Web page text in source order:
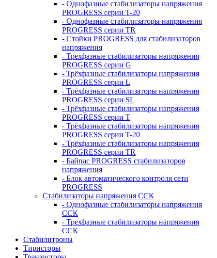
- Однофазные стабилизаторы напряжения
PROGRESS серии T-20
- Однофазные стабилизаторы напряжения
PROGRESS серии TR
- Стойки PROGRESS для стабилизаторов
напряжения
- Трехфазные стабилизаторы напряжения
PROGRESS серии G
- Трёхфазные стабилизаторы напряжения
PROGRESS серии L
- Трёхфазные стабилизаторы напряжения
PROGRESS серии SL
- Трёхфазные стабилизаторы напряжения
PROGRESS серии T
- Трёхфазные стабилизаторы напряжения
PROGRESS серии T-20
- Трёхфазные стабилизаторы напряжения
PROGRESS серии TR
- Байпас PROGRESS стабилизаторов
напряжения
- Блок автоматического контроля сети
PROGRESS
Стабилизаторы напряжения ССК
- Однофазные стабилизаторы напряжения
ССК
- Трехфазные стабилизаторы напряжения
ССК
Стабилитроны
Тиристоры